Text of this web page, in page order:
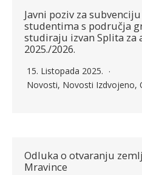
Javni poziv za
studentima s područja
studiraju izvan Splita za
2025./2026.
15. Listopada 2025.
Novosti, Novosti Izdvojeno,
Odluka o otvaranju
Mravince